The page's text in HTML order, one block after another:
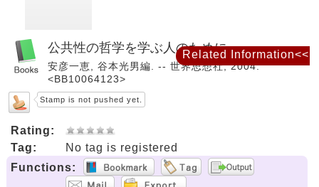
公共性の哲学を学ぶ人のために
安彦一恵, 谷本光男編. -- 世界思想社, 2004.
<BB10064123>
Stamp is not pushed yet.
Rating:
Tag:
No tag is registered
Functions:
Related Information<<